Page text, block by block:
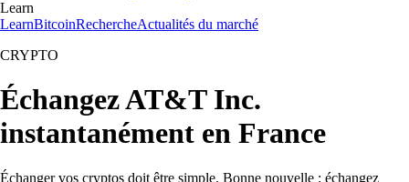
Learn
LearnBitcoinRechercheActualités du marché
CRYPTO
Échangez AT&T Inc.
instantanément en France
Échanger vos cryptos doit être simple. Bonne nouvelle : échangez